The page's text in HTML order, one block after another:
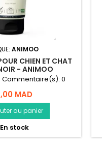
ANIMOO
CHIEN ET CHAT
- ANIMOO
Commentaire(s): 0
MAD
au panier
En stock